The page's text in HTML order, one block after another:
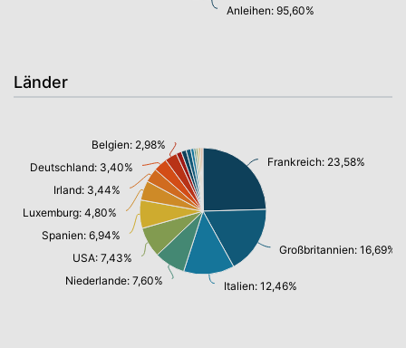
Anleihen: 95,60%
Länder
Frankreich: 23,58%
Großbritannien: 16,69%
Italien: 12,46%
Niederlande: 7,60%
USA: 7,43%
Spanien: 6,94%
Luxemburg: 4,80%
Irland: 3,44%
Deutschland: 3,40%
Belgien: 2,98%